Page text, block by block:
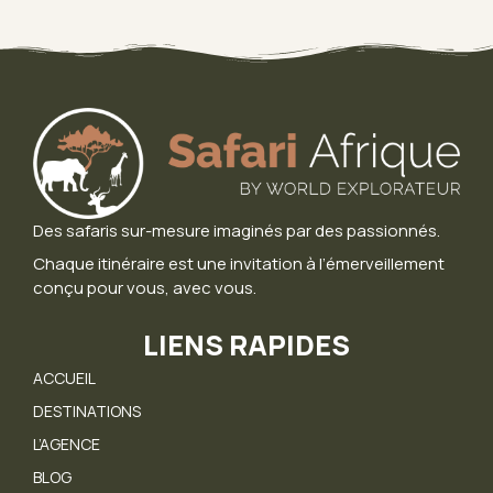
Des safaris sur-mesure imaginés par des passionnés.
Chaque itinéraire est une invitation à l’émerveillement
conçu pour vous, avec vous.
LIENS RAPIDES
ACCUEIL
DESTINATIONS
L’AGENCE
BLOG